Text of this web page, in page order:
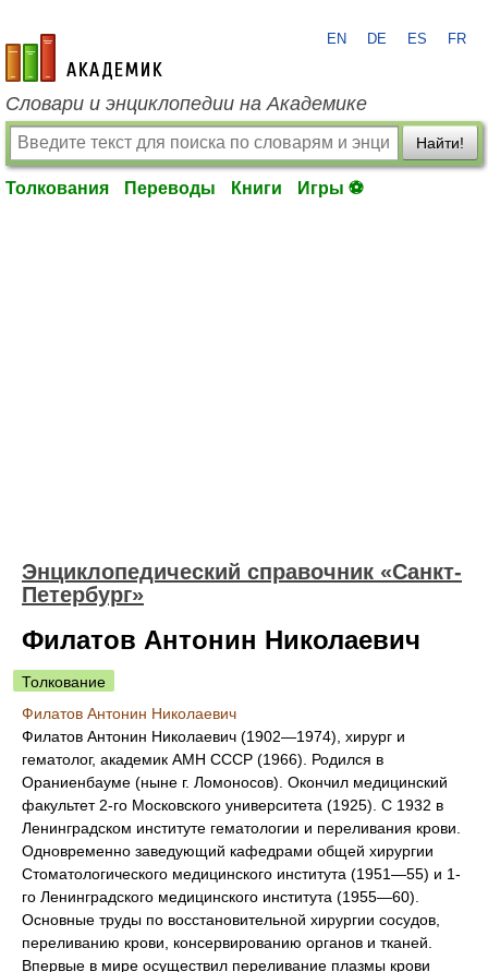
academic.ru
EN DE ES FR
Словари и энциклопедии на Академике
Найти!
Толкования Переводы Книги Игры ⚽
Энциклопедический справочник «Санкт-
Петербург»
Филатов Антонин Николаевич
Толкование
Филатов Антонин Николаевич
Филатов Антонин Николаевич (1902—1974), хирург и
гематолог, академик АМН СССР (1966). Родился в
Ораниенбауме (ныне г. Ломоносов). Окончил медицинский
факультет 2-го Московского университета (1925). С 1932 в
Ленинградском институте гематологии и переливания крови.
Одновременно заведующий кафедрами общей хирургии
Стоматологического медицинского института (1951—55) и 1-
го Ленинградского медицинского института (1955—60).
Основные труды по восстановительной хирургии сосудов,
переливанию крови, консервированию органов и тканей.
Впервые в мире осуществил переливание плазмы крови